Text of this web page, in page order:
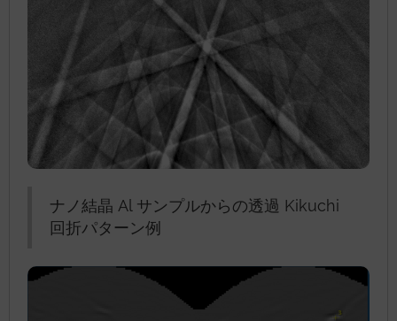
ナノ結晶 Al サンプルからの透過 Kikuchi
回折パターン例